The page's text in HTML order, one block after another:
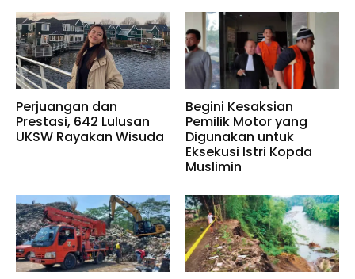
Perjuangan dan
Prestasi, 642 Lulusan
UKSW Rayakan Wisuda
Begini Kesaksian
Pemilik Motor yang
Digunakan untuk
Eksekusi Istri Kopda
Muslimin